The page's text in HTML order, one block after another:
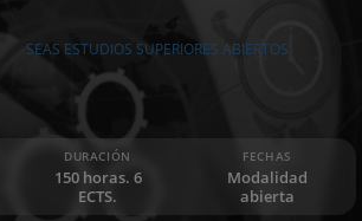
SEAS ESTUDIOS SUPERIORES ABIERTOS
DURACIÓN
150 horas. 6
ECTS.
FECHAS
Modalidad
abierta